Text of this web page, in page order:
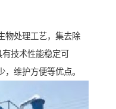
物处理工艺，集去除
技术性能稳定可
维护方便等优点。